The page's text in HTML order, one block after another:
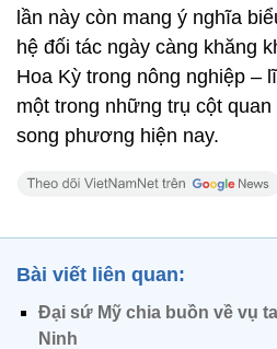
lần này còn mang ý nghĩa
hệ đối tác ngày càng khăng
Hoa Kỳ trong nông nghiệp –
một trong những trụ cột
song phương hiện nay.
Bài viết liên quan:
Đại sứ Mỹ chia buồn về vụ
Ninh